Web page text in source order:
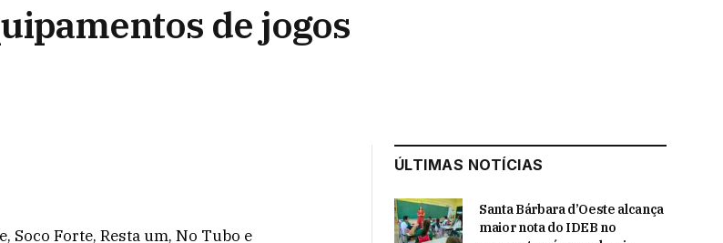
de jogos
Soco Forte, Resta um, No Tubo e
ÚLTIMAS NOTÍCIAS
Santa Bárbara d’Oeste alcança
maior nota do IDEB no